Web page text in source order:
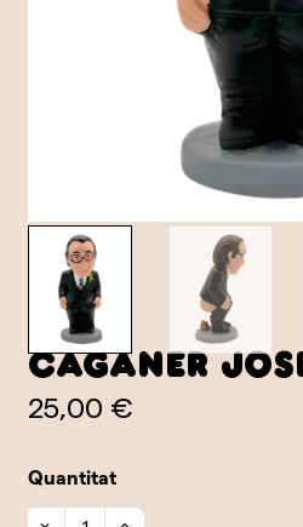
Caganer
25,00 €
Quantitat